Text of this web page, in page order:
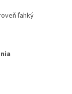
ľahký